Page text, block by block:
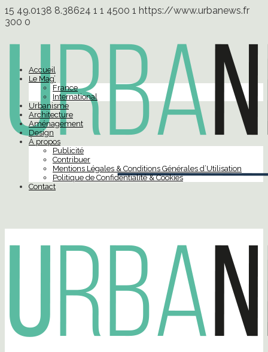
15 49.0138 8.38624 1 1 4500 1 https://www.urbanews.fr
300 0
Accueil
Le Mag’
France
International
Urbanisme
Architecture
Aménagement
Design
À propos
Publicité
Contribuer
Mentions Légales & Conditions Générales d’Utilisation
Politique de Confidentialité & Cookies
Contact